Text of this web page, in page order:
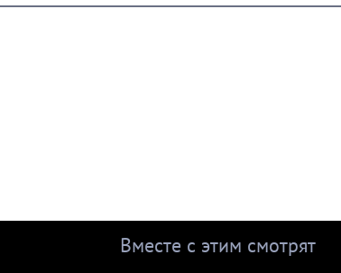
Вместе с этим смотрят